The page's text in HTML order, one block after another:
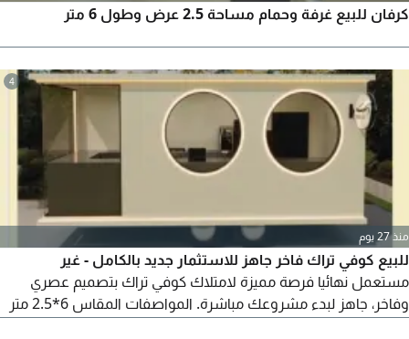
كرفان للبيع غرفة وحمام مساحة 2.5 عرض وطول 6 متر
4
منذ 27 يوم
للبيع كوفي تراك فاخر جاهز للاستثمار جديد بالكامل - غير
مستعمل نهائيا فرصة مميزة لامتلاك كوفي تراك بتصميم عصري
وفاخر، جاهز لبدء مشروعك مباشرة. المواصفات المقاس 6*2.5 متر